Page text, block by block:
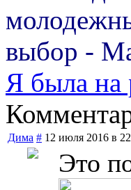
выбор -
Я была на
Дима # 12 июля 2016 в
Это